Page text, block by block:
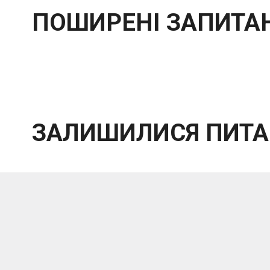
ПОШИРЕНІ
ЗАЛИШИЛИСЯ